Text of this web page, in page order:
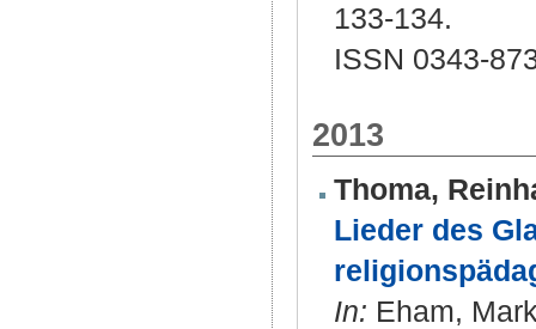
133-134.
ISSN 0343-
2013
Thoma,
Lieder des
In: Eham,